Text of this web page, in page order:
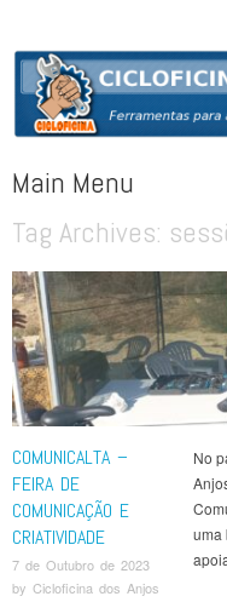
CICLOFICINA
Ferramentas para a promoção do
Main Menu
Skip to content
Tag Archives:
COMUNICALTA –
FEIRA DE
COMUNICAÇÃO E
CRIATIVIDADE
7 de Outubro de 2023
by Cicloficina dos Anjos
No
uma